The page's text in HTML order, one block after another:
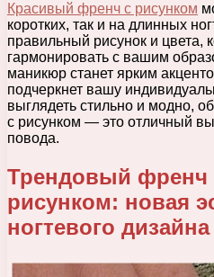
Красивый френч с рисунком
коротких, так и на длинных
правильный рисунок и цвета,
гармонировать с вашим
маникюр станет ярким
подчеркнет вашу
выглядеть стильно и модно,
с рисунком — это отличный
повода.
Трендовый френч
рисунком: новая
ногтевого дизайна